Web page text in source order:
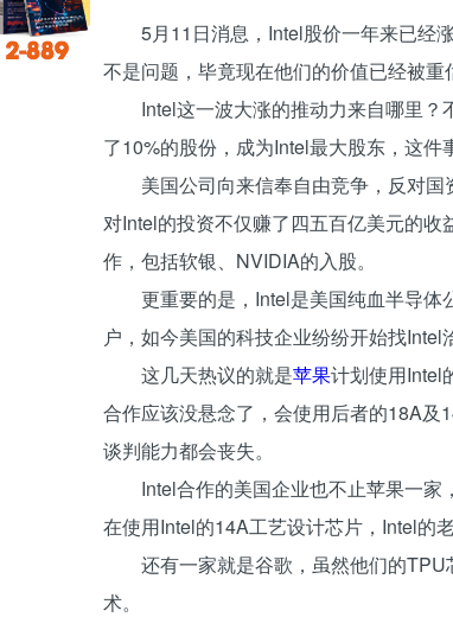
5月11日消息，Intel股价一年来已经
不是问题，毕竟现在他们的价值已经被重
Intel这一波大涨的推动力来自哪里
了10%的股份，成为Intel最大股东，这件
美国公司向来信奉自由竞争，反对
对Intel的投资不仅赚了四五百亿美元的
作，包括软银、NVIDIA的入股。
更重要的是，Intel是美国纯血半导
户，如今美国的科技企业纷纷开始找Intel
这几天热议的就是苹果计划使用Intel
合作应该没悬念了，会使用后者的18A
谈判能力都会丧失。
Intel合作的美国企业也不止苹果一
在使用Intel的14A工艺设计芯片，Intel的
还有一家就是谷歌，虽然他们的
术。